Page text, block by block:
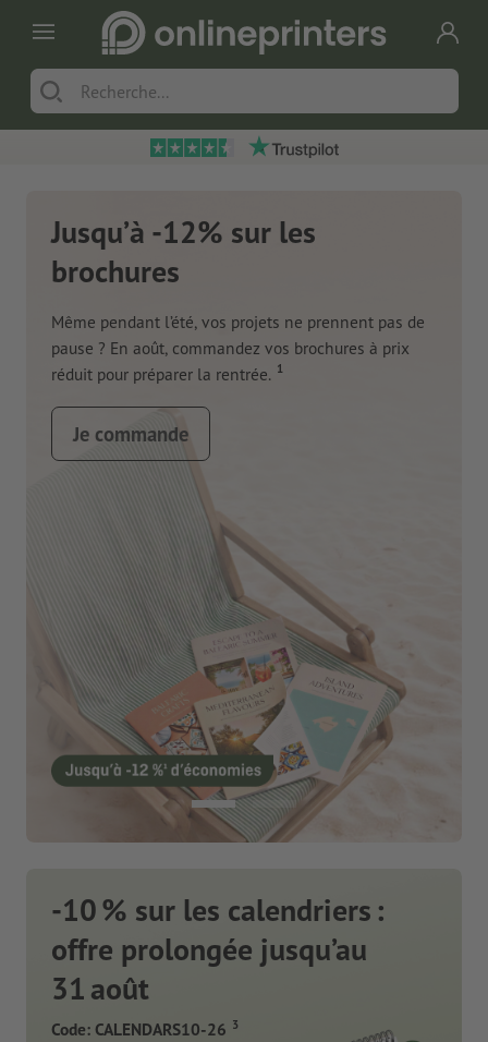
Jusqu’à -12% sur les
brochures
Même pendant l’été, vos projets ne prennent pas de
pause ? En août, commandez vos brochures à prix
réduit pour préparer la rentrée. 1
Je commande
-10 % sur les calendriers :
offre prolongée jusqu’au
31 août
Code: CALENDARS10-26 3